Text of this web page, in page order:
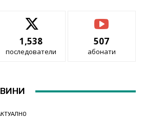
1,538
последователи
507
абонати